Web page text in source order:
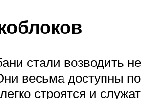
стали возводить не
весьма доступны по
строятся и служат